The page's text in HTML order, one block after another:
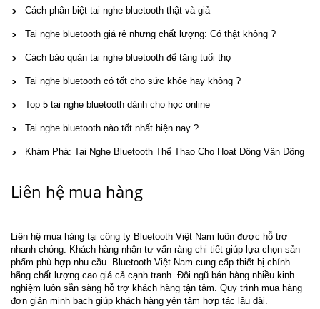
Cách phân biệt tai nghe bluetooth thật và giả
Tai nghe bluetooth giá rẻ nhưng chất lượng: Có thật không ?
Cách bảo quản tai nghe bluetooth để tăng tuổi thọ
Tai nghe bluetooth có tốt cho sức khỏe hay không ?
Top 5 tai nghe bluetooth dành cho học online
Tai nghe bluetooth nào tốt nhất hiện nay ?
Khám Phá: Tai Nghe Bluetooth Thể Thao Cho Hoạt Động Vận Động
Liên hệ mua hàng
Liên hệ mua hàng tại công ty Bluetooth Việt Nam luôn được hỗ trợ
nhanh chóng. Khách hàng nhận tư vấn ràng chi tiết giúp lựa chọn sản
phẩm phù hợp nhu cầu. Bluetooth Việt Nam cung cấp thiết bị chính
hãng chất lượng cao giá cả cạnh tranh. Đội ngũ bán hàng nhiều kinh
nghiệm luôn sẵn sàng hỗ trợ khách hàng tận tâm. Quy trình mua hàng
đơn giản minh bạch giúp khách hàng yên tâm hợp tác lâu dài.